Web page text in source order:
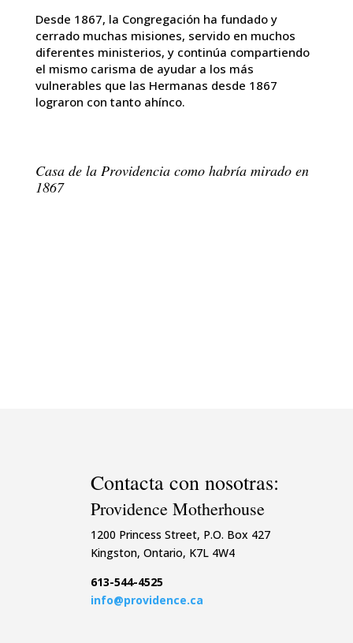
Desde 1867, la Congregación ha fundado y
cerrado muchas misiones, servido en muchos
diferentes ministerios, y continúa compartiendo
el mismo carisma de ayudar a los más
vulnerables que las Hermanas desde 1867
lograron con tanto ahínco.
Casa de la Providencia como habría mirado en
1867
Contacta con nosotras:
Providence Motherhouse
1200 Princess Street, P.O. Box 427
Kingston, Ontario, K7L 4W4
613-544-4525
info@providence.ca